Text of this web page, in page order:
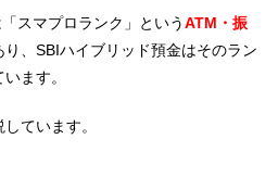
スマプロランク」というATM・振
り、SBIハイブリッド預金はそのラン
ます。
ています。